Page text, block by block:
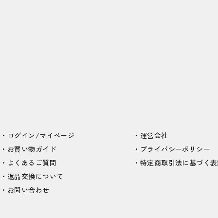
ログイン/マイページ
お買い物ガイド
よくあるご質問
返品交換について
お問い合わせ
運営会社
プライバシーポリシー
特定商取引法に基づく